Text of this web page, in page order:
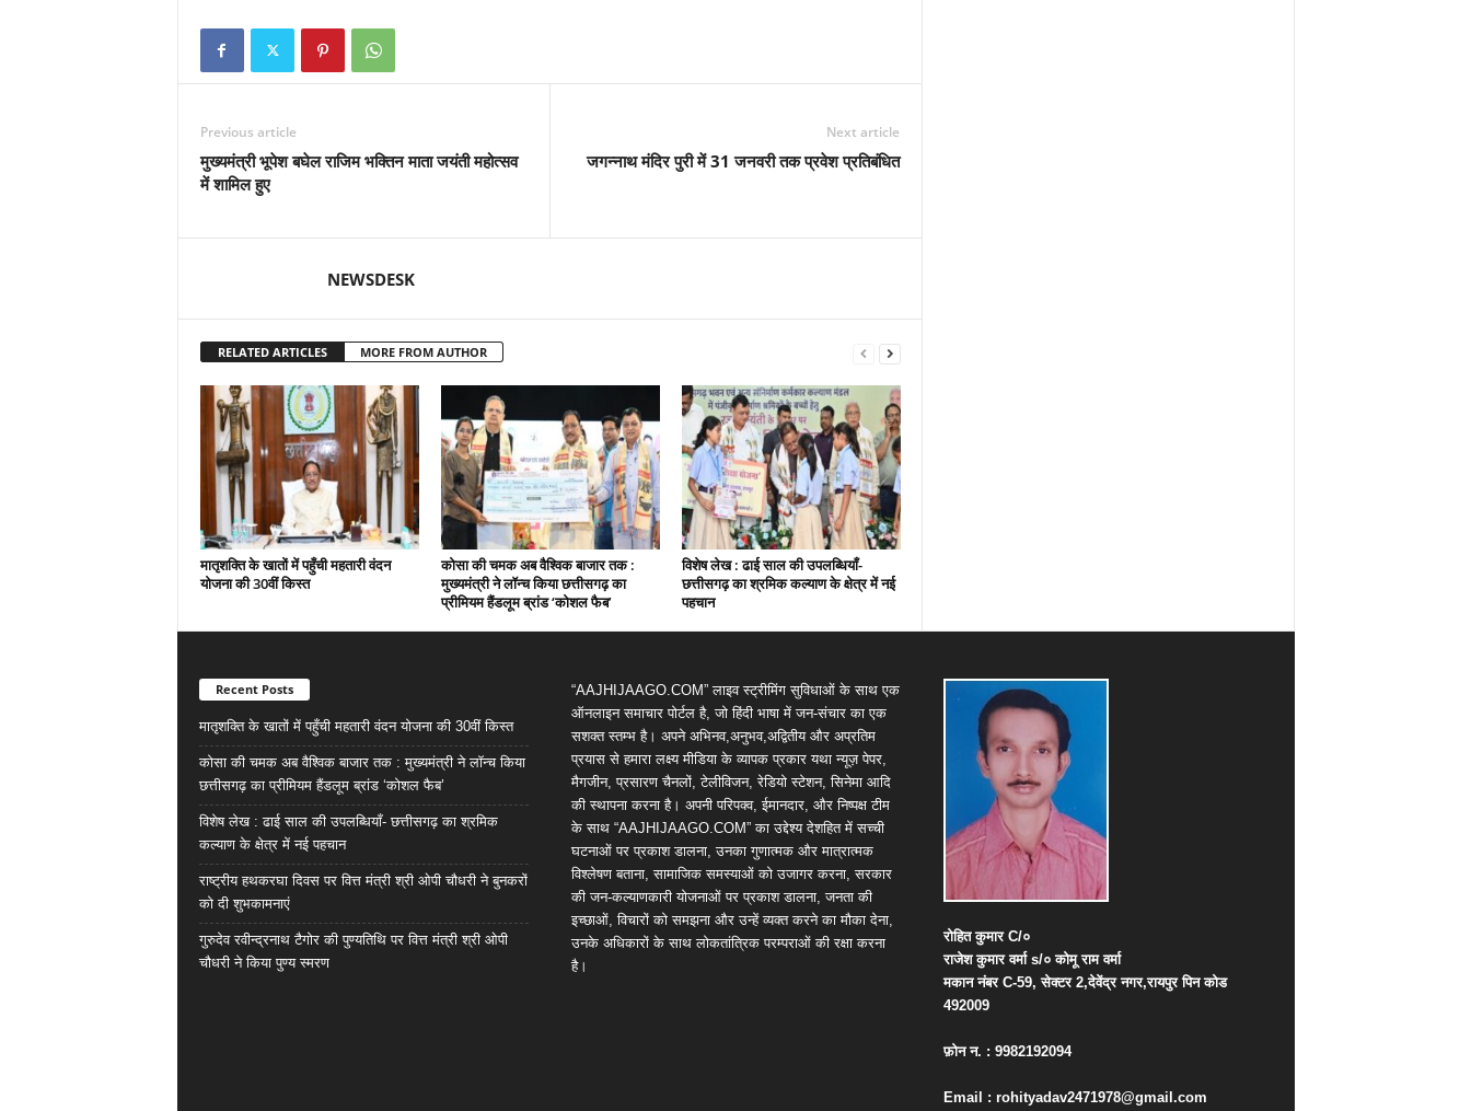
Previous article
मुख्यमंत्री भूपेश बघेल राजिम भक्तिन माता जयंती महोत्सव
में शामिल हुए
Next article
जगन्नाथ मंदिर पुरी में 31 जनवरी तक प्रवेश प्रतिबंधित
NEWSDESK
RELATED ARTICLES MORE FROM AUTHOR
मातृशक्ति के खातों में पहुँची महतारी वंदन
योजना की 30वीं किस्त
कोसा की चमक अब वैश्विक बाजार तक :
मुख्यमंत्री ने लॉन्च किया छत्तीसगढ़ का
प्रीमियम हैंडलूम ब्रांड ‘कोशल फैब’
विशेष लेख : ढाई साल की उपलब्धियाँ-
छत्तीसगढ़ का श्रमिक कल्याण के क्षेत्र में नई
पहचान
Recent Posts
मातृशक्ति के खातों में पहुँची महतारी वंदन योजना की 30वीं किस्त
कोसा की चमक अब वैश्विक बाजार तक : मुख्यमंत्री ने लॉन्च किया
छत्तीसगढ़ का प्रीमियम हैंडलूम ब्रांड ‘कोशल फैब’
विशेष लेख : ढाई साल की उपलब्धियाँ- छत्तीसगढ़ का श्रमिक
कल्याण के क्षेत्र में नई पहचान
राष्ट्रीय हथकरघा दिवस पर वित्त मंत्री श्री ओपी चौधरी ने बुनकरों
को दी शुभकामनाएं
गुरुदेव रवीन्द्रनाथ टैगोर की पुण्यतिथि पर वित्त मंत्री श्री ओपी
चौधरी ने किया पुण्य स्मरण
“AAJHIJAAGO.COM” लाइव स्ट्रीमिंग सुविधाओं के साथ एक
ऑनलाइन समाचार पोर्टल है, जो हिंदी भाषा में जन-संचार का एक
सशक्त स्तम्भ है। अपने अभिनव,अनुभव,अद्वितीय और अप्रतिम
प्रयास से हमारा लक्ष्य मीडिया के व्यापक प्रकार यथा न्यूज़ पेपर,
मैगजीन, प्रसारण चैनलों, टेलीविजन, रेडियो स्टेशन, सिनेमा आदि
की स्थापना करना है। अपनी परिपक्व, ईमानदार, और निष्पक्ष टीम
के साथ “AAJHIJAAGO.COM” का उद्देश्य देशहित में सच्ची
घटनाओं पर प्रकाश डालना, उनका गुणात्मक और मात्रात्मक
विश्लेषण बताना, सामाजिक समस्याओं को उजागर करना, सरकार
की जन-कल्याणकारी योजनाओं पर प्रकाश डालना, जनता की
इच्छाओं, विचारों को समझना और उन्हें व्यक्त करने का मौका देना,
उनके अधिकारों के साथ लोकतांत्रिक परम्पराओं की रक्षा करना
है।
रोहित कुमारC/०
राजेश कुमार वर्माs/० कोमू राम वर्मा
मकान नंबरC-59,सेक्टर2,देवेंद्र नगर,रायपुर पिन कोड
492009
फ़ोन न. : 9982192094
Email : rohityadav2471978@gmail.com